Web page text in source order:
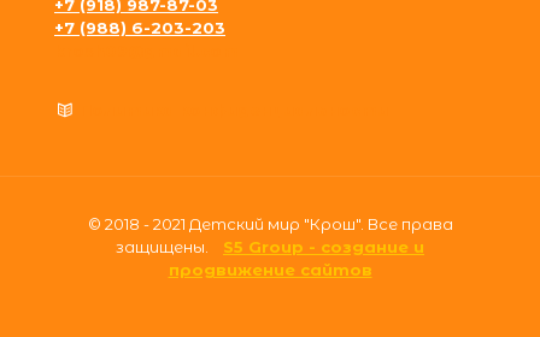
+7 (918) 987-87-03
+7 (988) 6-203-203
© 2018 - 2021 Детский мир "Крош". Все права
защищены. S5 Group - создание и
продвижение сайтов